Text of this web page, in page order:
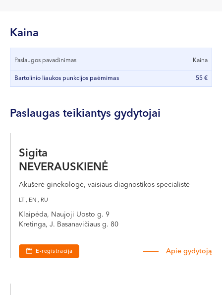
Dragūnų g. 2
I-V 08:00 - 20:00
VI, VII --
Darbo laikas:
VII --
Kretinga
J. Basanavičiaus g. 80
Darbo laikas:
I-V 08:00 - 20:00
VI, VII --
Kaina
Paslaugos pavadinimas Kaina
Bartolinio liaukos punkcijos paėmimas 55 €
Paslaugas teikiantys gydytojai
Sigita
NEVERAUSKIENĖ
Akušerė-ginekologė, vaisiaus diagnostikos specialistė
LT , EN , RU
Klaipėda, Naujoji Uosto g. 9
Kretinga, J. Basanavičiaus g. 80
E-registracija Apie gydytoją